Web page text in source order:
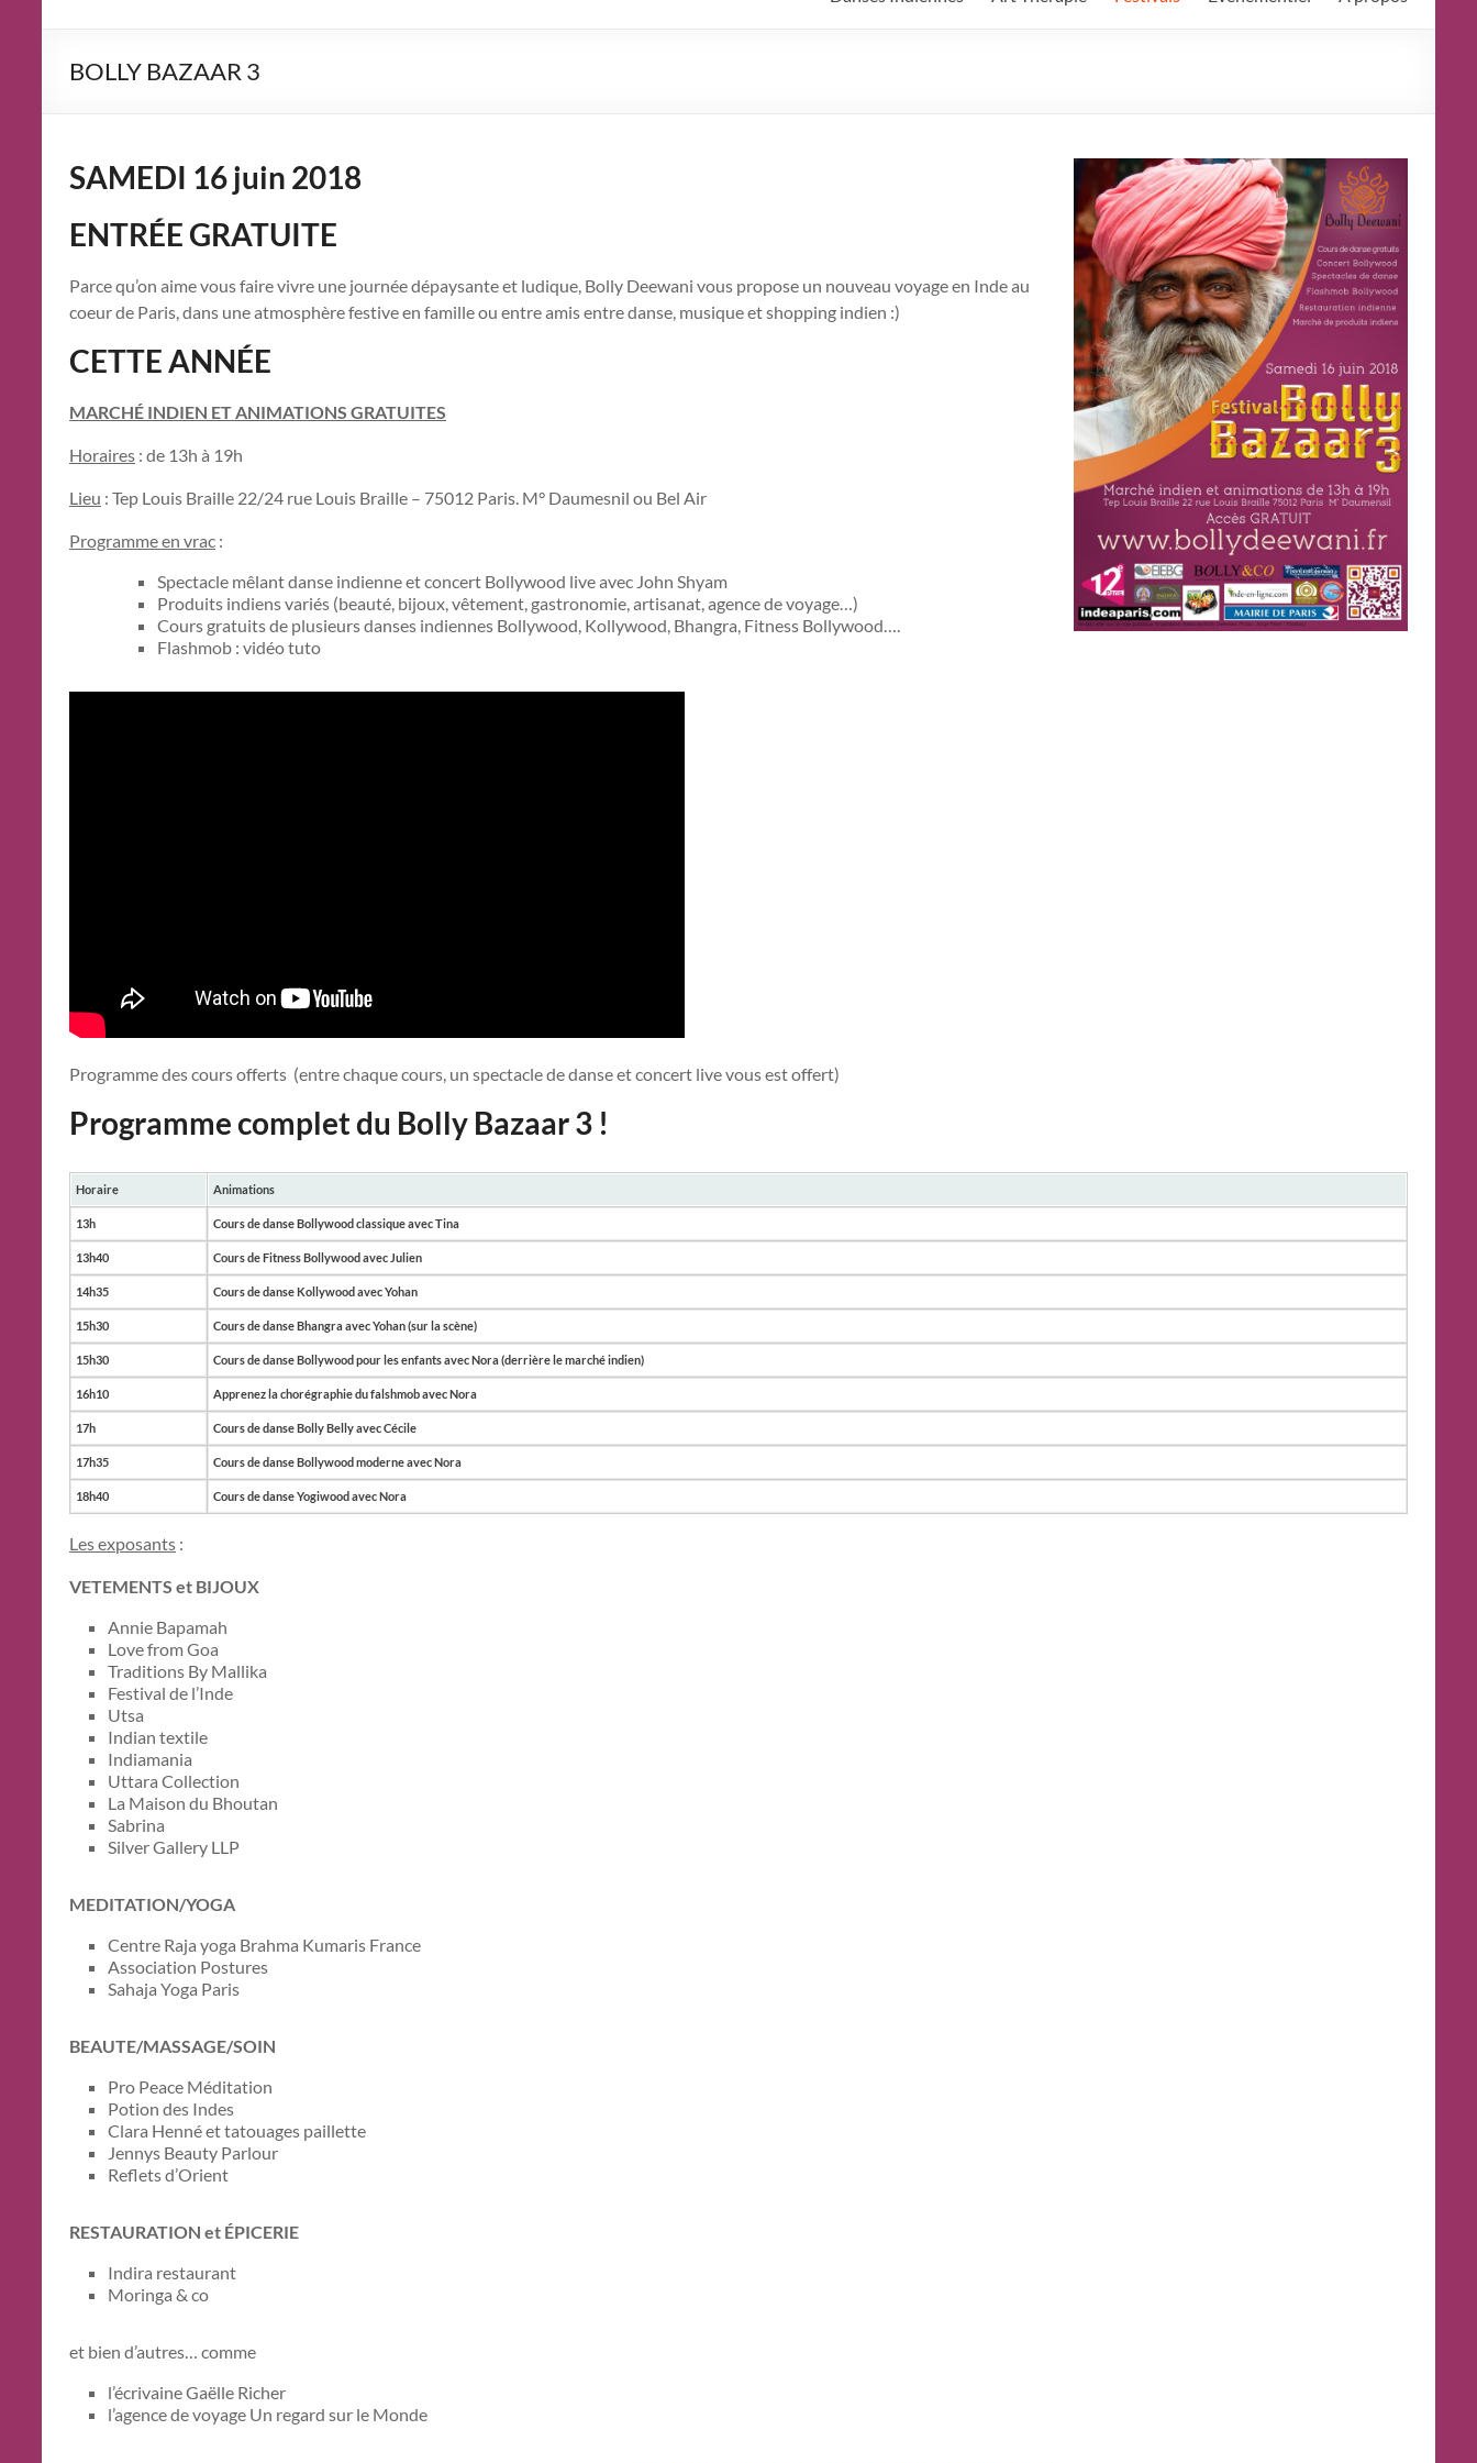
BOLLY BAZAAR 3
SAMEDI 16 juin 2018
ENTRÉE GRATUITE
Parce qu’on aime vous faire vivre une journée dépaysante et ludique, Bolly Deewani vous propose un nouveau voyage en Inde au
coeur de Paris, dans une atmosphère festive en famille ou entre amis entre danse, musique et shopping indien :)
CETTE ANNÉE
MARCHÉ INDIEN ET ANIMATIONS GRATUITES
Horaires : de 13h à 19h
Lieu : Tep Louis Braille 22/24 rue Louis Braille – 75012 Paris. M° Daumesnil ou Bel Air
Programme en vrac :
Spectacle mêlant danse indienne et concert Bollywood live avec John Shyam
Produits indiens variés (beauté, bijoux, vêtement, gastronomie, artisanat, agence de voyage…)
Cours gratuits de plusieurs danses indiennes Bollywood, Kollywood, Bhangra, Fitness Bollywood….
Flashmob : vidéo tuto
Programme des cours offerts (entre chaque cours, un spectacle de danse et concert live vous est offert)
Programme complet du Bolly Bazaar 3 !
Horaire Animations
13h Cours de danse Bollywood classique avec Tina
13h40 Cours de Fitness Bollywood avec Julien
14h35 Cours de danse Kollywood avec Yohan
15h30 Cours de danse Bhangra avec Yohan (sur la scène)
15h30 Cours de danse Bollywood pour les enfants avec Nora (derrière le marché indien)
16h10 Apprenez la chorégraphie du falshmob avec Nora
17h Cours de danse Bolly Belly avec Cécile
17h35 Cours de danse Bollywood moderne avec Nora
18h40 Cours de danse Yogiwood avec Nora
Les exposants :
VETEMENTS et BIJOUX
Annie Bapamah
Love from Goa
Traditions By Mallika
Festival de l’Inde
Utsa
Indian textile
Indiamania
Uttara Collection
La Maison du Bhoutan
Sabrina
Silver Gallery LLP
MEDITATION/YOGA
Centre Raja yoga Brahma Kumaris France
Association Postures
Sahaja Yoga Paris
BEAUTE/MASSAGE/SOIN
Pro Peace Méditation
Potion des Indes
Clara Henné et tatouages paillette
Jennys Beauty Parlour
Reflets d’Orient
RESTAURATION et ÉPICERIE
Indira restaurant
Moringa & co
et bien d’autres… comme
l’écrivaine Gaëlle Richer
l’agence de voyage Un regard sur le Monde